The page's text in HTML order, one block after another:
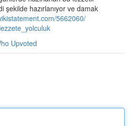
şekilde hazırlanıyor ve damak
5662060/
Upvoted